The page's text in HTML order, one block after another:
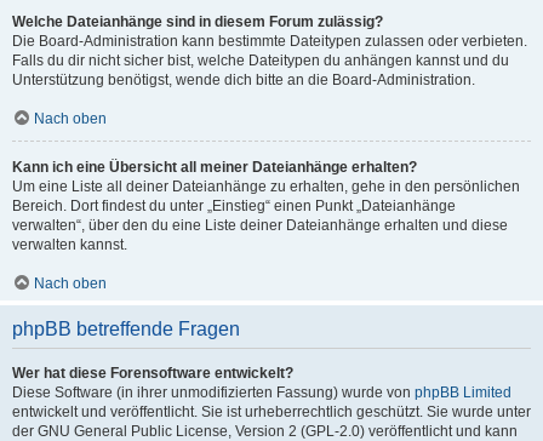
Welche Dateianhänge sind in diesem Forum zulässig?
Die Board-Administration kann bestimmte Dateitypen zulassen oder verbieten.
Falls du dir nicht sicher bist, welche Dateitypen du anhängen kannst und du
Unterstützung benötigst, wende dich bitte an die Board-Administration.
Nach oben
Kann ich eine Übersicht all meiner Dateianhänge erhalten?
Um eine Liste all deiner Dateianhänge zu erhalten, gehe in den persönlichen
Bereich. Dort findest du unter „Einstieg“ einen Punkt „Dateianhänge
verwalten“, über den du eine Liste deiner Dateianhänge erhalten und diese
verwalten kannst.
Nach oben
phpBB betreffende Fragen
Wer hat diese Forensoftware entwickelt?
Diese Software (in ihrer unmodifizierten Fassung) wurde von phpBB Limited
entwickelt und veröffentlicht. Sie ist urheberrechtlich geschützt. Sie wurde unter
der GNU General Public License, Version 2 (GPL-2.0) veröffentlicht und kann